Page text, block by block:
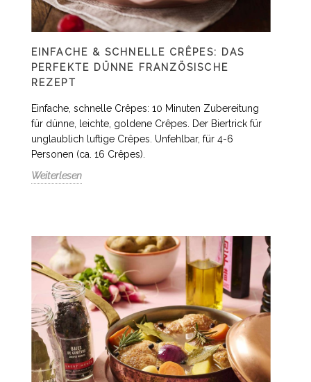
EINFACHE & SCHNELLE CRÊPES: DAS
PERFEKTE DÜNNE FRANZÖSISCHE
REZEPT
Einfache, schnelle Crêpes: 10 Minuten Zubereitung
für dünne, leichte, goldene Crêpes. Der Biertrick für
unglaublich luftige Crêpes. Unfehlbar, für 4-6
Personen (ca. 16 Crêpes).
Weiterlesen